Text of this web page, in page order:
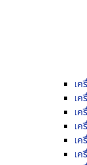
เ
เ
เ
เ
เ
เ